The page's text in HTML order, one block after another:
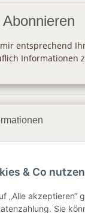
entsprechend
Informationen
& Co nutzen
„Alle akzeptieren“
Sie